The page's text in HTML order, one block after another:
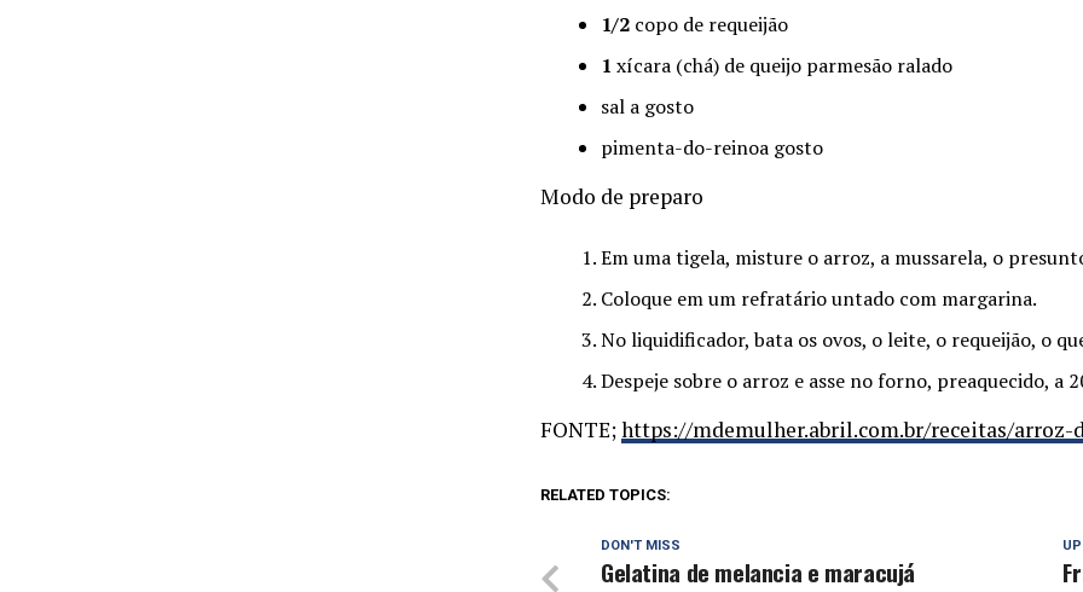
1/2 copo de requeijão
1 xícara (chá) de queijo parmesão ralado
sal a gosto
pimenta-do-reinoa gosto
Modo de preparo
Em uma tigela, misture o arroz, a mussarela, o
Coloque em um refratário untado com margarina.
No liquidificador, bata os ovos, o leite, o requeijão, o
Despeje sobre o arroz e asse no forno, preaquecido, a
FONTE;https://mdemulher.abril.com.br/receitas/arroz-
RELATED TOPICS:
DON'T MISS
Gelatina de melancia e maracujá